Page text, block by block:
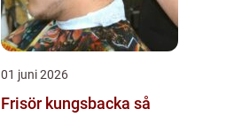
01 juni 2026
Frisör kungsbacka så